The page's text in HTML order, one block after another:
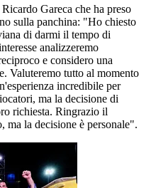
Gareca che ha preso
sulla panchina: "Ho chiesto
di darmi il tempo di
analizzeremo
e considero una
Valuteremo tutto al momento
incredibile per
ma la decisione di
richiesta. Ringrazio il
ma la decisione è personale".